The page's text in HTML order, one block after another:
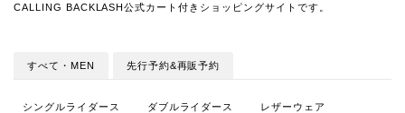
CALLING BACKLASH公式カート付きショッピングサイトです。
すべて・MEN 先行予約&再販予約
シングルライダース ダブルライダース レザーウェア